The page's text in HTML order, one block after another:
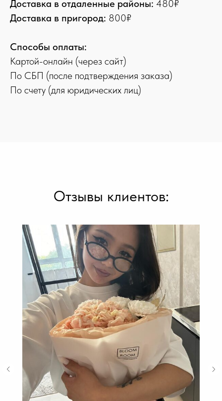
Доставка в отдаленные районы: 480₽
Доставка в пригород: 800₽
Способы оплаты:
Картой-онлайн (через сайт)
По СБП (после подтверждения заказа)
По счету (для юридических лиц)
Отзывы клиентов: